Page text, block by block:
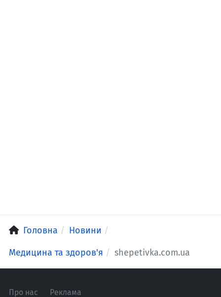
Головна Новини
Медицина та здоров'я shepetivka.com.ua
Про нас Реклама